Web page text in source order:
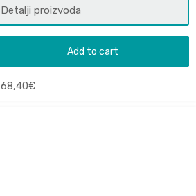
Detalji proizvoda
Add to cart
68,40€